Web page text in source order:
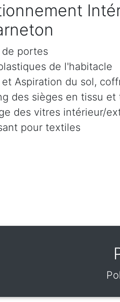
portes
de l'habitacle
et Aspiration du sol,
des sièges en tissu
des vitres intérieur/
pour textiles